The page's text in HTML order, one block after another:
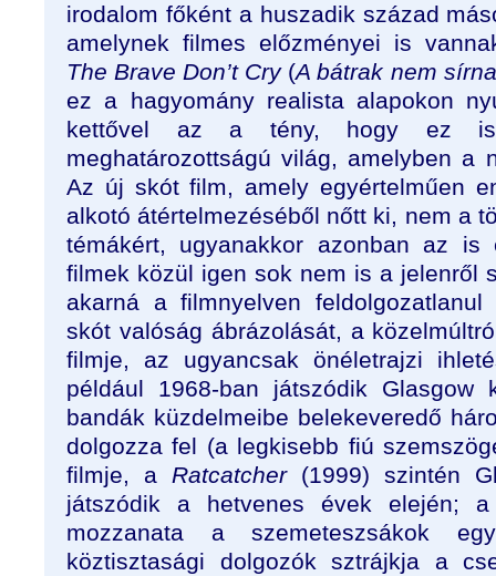
irodalom főként a huszadik század
amelynek filmes előzményei is
The Brave Don’t Cry(A bátrak nem
ez a hagyomány realista alapokon
kettővel az a tény, hogy ez is
meghatározottságú világ, amelyben a
Az új skót film, amely egyértelműen
alkotó átértelmezéséből nőtt ki, nem a
témákért, ugyanakkor azonban az
filmek közül igen sok nem is a jelenről
akarná a filmnyelven
skót valóság ábrázolását, a
filmje, az ugyancsak önéletrajzi
például 1968-ban játszódik Glasgow
bandák küzdelmeibe belekeveredő
dolgozza fel (a legkisebb fiú
filmje, a Ratcatcher(1999) szintén
játszódik a hetvenes évek elején;
mozzanata a szemeteszsákok
köztisztasági dolgozók sztrájkja a